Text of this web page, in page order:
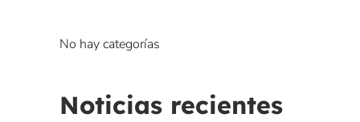
No hay categorías
Noticias recientes